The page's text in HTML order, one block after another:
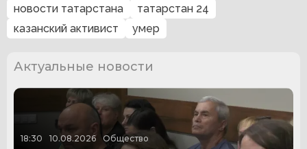
новости татарстана
татарстан 24
казанский активист
умер
Актуальные новости
18:30 10.08.2026 Общество